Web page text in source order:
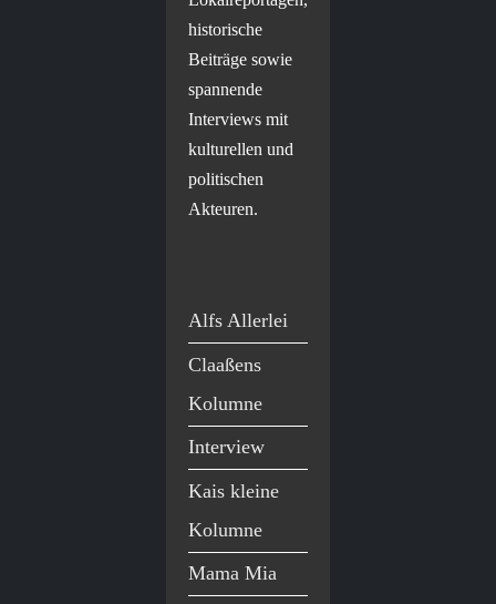
historische
Beiträge sowie
spannende
Interviews mit
kulturellen und
politischen
Akteuren.
Alfs Allerlei
Claaßens
Kolumne
Interview
Kais kleine
Kolumne
Mama Mia